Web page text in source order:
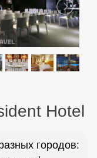
городов:
ценам!
Петербург
Воды